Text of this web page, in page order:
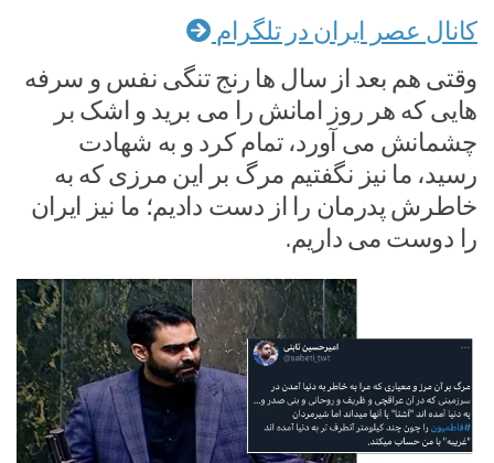
کانال عصر ایران در تلگرام
وقتی هم بعد از سال ها رنج تنگی نفس و سرفه
هایی که هر روز امانش را می برید و اشک بر
چشمانش می آورد، تمام کرد و به شهادت
رسید، ما نیز نگفتیم مرگ بر این مرزی که به
خاطرش پدرمان را از دست دادیم؛ ما نیز ایران
را دوست می داریم.